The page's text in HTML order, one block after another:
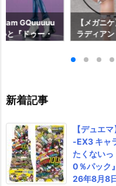
GQuuuuu
と『ドゥー・
【メガニ
ラディア
約【フリ
新着記事
【デュエ
-EX3 キャ
たくない
0％パック
26年8月8